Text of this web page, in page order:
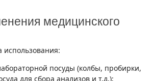
медицинского
использования:
посуды (колбы, пробирки,
для сбора анализов и т.д.);